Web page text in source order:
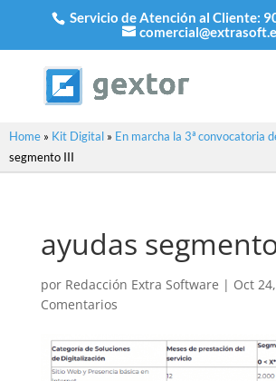
Servicio de Atención al Cliente:
Home » Kit Digital » En marcha la 3ª convocatoria
segmento III
ayudas
por Redacción Extra Software | Oct
Comentarios